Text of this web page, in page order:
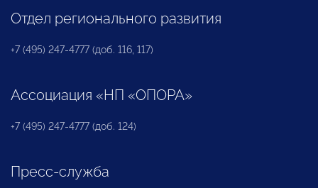
Отдел регионального развития
+7 (495) 247-4777 (доб. 116, 117)
Ассоциация «НП «ОПОРА»
+7 (495) 247-4777 (доб. 124)
Пресс-служба